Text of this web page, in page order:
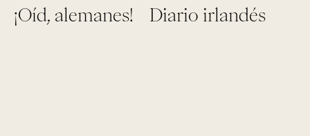
¡Oíd, alemanes! Diario irlandés